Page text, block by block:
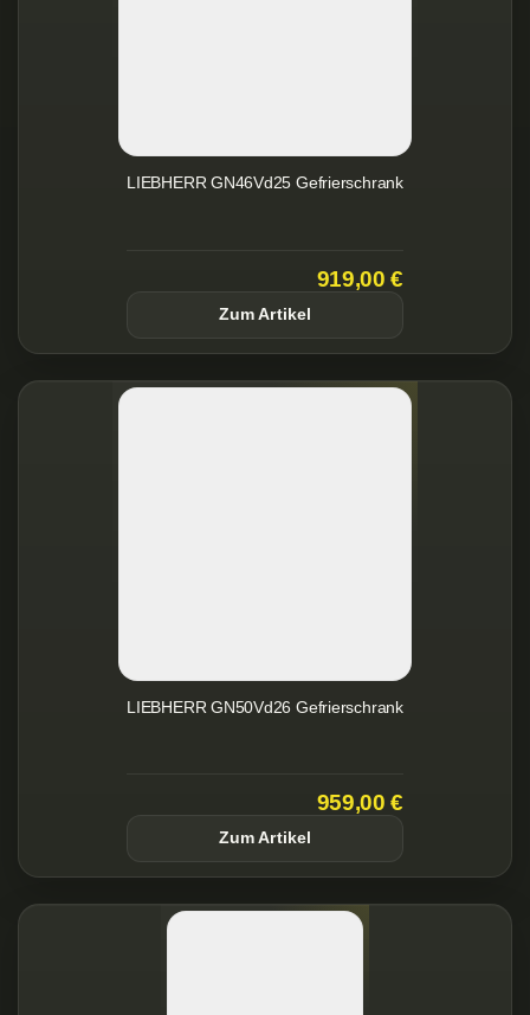
LIEBHERR GN46Vd25 Gefrierschrank
919,00 €
Zum Artikel
LIEBHERR GN50Vd26 Gefrierschrank
959,00 €
Zum Artikel